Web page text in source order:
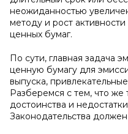
неожиданностью
методу и рост
ценных бумаг.
По сути, главная задача
ценную бумагу для
выпуска,
Разберемся с тем, что же
достоинства и
Законодательства